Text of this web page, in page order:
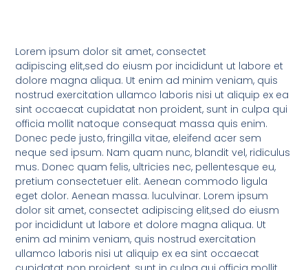
Lorem ipsum dolor sit amet, consectet
adipiscing elit,sed do eiusm por incididunt ut labore et
dolore magna aliqua. Ut enim ad minim veniam, quis
nostrud exercitation ullamco laboris nisi ut aliquip ex ea
sint occaecat cupidatat non proident, sunt in culpa qui
officia mollit natoque consequat massa quis enim.
Donec pede justo, fringilla vitae, eleifend acer sem
neque sed ipsum. Nam quam nunc, blandit vel, ridiculus
mus. Donec quam felis, ultricies nec, pellentesque eu,
pretium consectetuer elit. Aenean commodo ligula
eget dolor. Aenean massa. luculvinar. Lorem ipsum
dolor sit amet, consectet adipiscing elit,sed do eiusm
por incididunt ut labore et dolore magna aliqua. Ut
enim ad minim veniam, quis nostrud exercitation
ullamco laboris nisi ut aliquip ex ea sint occaecat